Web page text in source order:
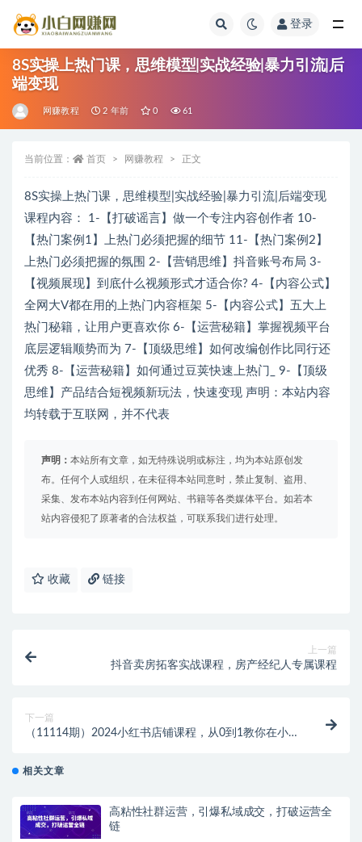
登录
8S实操上热门课，思维模型|实战经验|暴力引流|后
端变现
网赚教程 2 年前 0 61
当前位置： 首页 网赚教程 正文
8S实操上热门课，思维模型|实战经验|暴力引流|后端变现
课程内容： 1-【打破谣言】做一个专注内容创作者 10-
【热门案例1】上热门必须把握的细节 11-【热门案例2】
上热门必须把握的氛围 2-【营销思维】抖音账号布局 3-
【视频展现】到底什么视频形式才适合你? 4-【内容公式】
全网大V都在用的上热门内容框架 5-【内容公式】五大上
热门秘籍，让用户更喜欢你 6-【运营秘籍】掌握视频平台
底层逻辑顺势而为 7-【顶级思维】如何改编创作比同行还
优秀 8-【运营秘籍】如何通过豆荚快速上热门_ 9-【顶级
思维】产品结合短视频新玩法，快速变现 声明：本站内容
均转载于互联网，并不代表
声明： 本站所有文章，如无特殊说明或标注，均为本站原创发
布。任何个人或组织，在未征得本站同意时，禁止复制、盗用、
采集、发布本站内容到任何网站、书籍等各类媒体平台。如若本
站内容侵犯了原著者的合法权益，可联系我们进行处理。
收藏 链接
上一篇
抖音卖房拓客实战课程，房产经纪人专属课程
下一篇
（11114期）2024小红书店铺课程，从0到1教你在小红
相关文章
高粘性社群运营，引爆私域成交，打破运营全
链